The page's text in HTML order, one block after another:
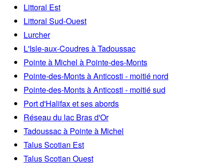
Littoral Est
Littoral Sud-Ouest
Lurcher
L'Isle-aux-Coudres à Tadoussac
Pointe à Michel à Pointe-des-Monts
Pointe-des-Monts à Anticosti - moitié nord
Pointe-des-Monts à Anticosti - moitié sud
Port d'Halifax et ses abords
Réseau du lac Bras d'Or
Tadoussac à Pointe à Michel
Talus Scotian Est
Talus Scotian Ouest